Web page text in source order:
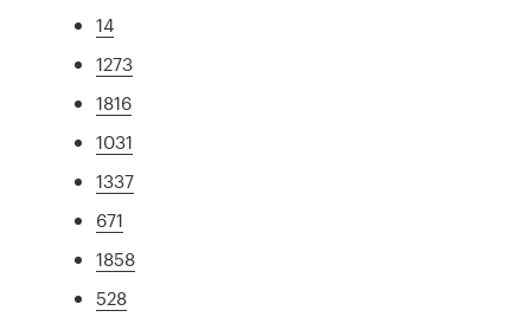
14
1273
1816
1031
1337
671
1858
528